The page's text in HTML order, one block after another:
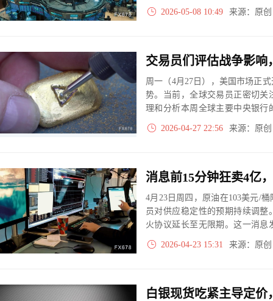
生品交易圈内迅速引发关注，
系统的稳定性直接牵动着能源
2026-05-08 10:49 来源：原
周一（4月27日），美国市场正
势。当前，全球交易员正密切关
理和分析本周全球主要中央银行
金属市场的潜在影响。
2026-04-27 22:56 来源：原
消息前15分钟狂卖4亿
4月23日周四，原油在103美元/
员对供应稳定性的预期持续调
火协议延长至无限期。这一消息
伦特原油期货市场，总价值达
准时机的大额定向交易，累计押
2026-04-23 15:31 来源：原
白银现货吃紧主导定